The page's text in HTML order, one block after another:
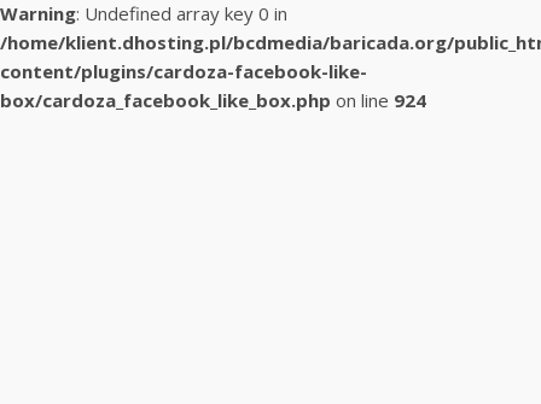
Warning: Undefined array key 0 in
/home/klient.dhosting.pl/bcdmedia/baricada.org/
content/plugins/cardoza-facebook-like-
box/cardoza_facebook_like_box.php on line 924